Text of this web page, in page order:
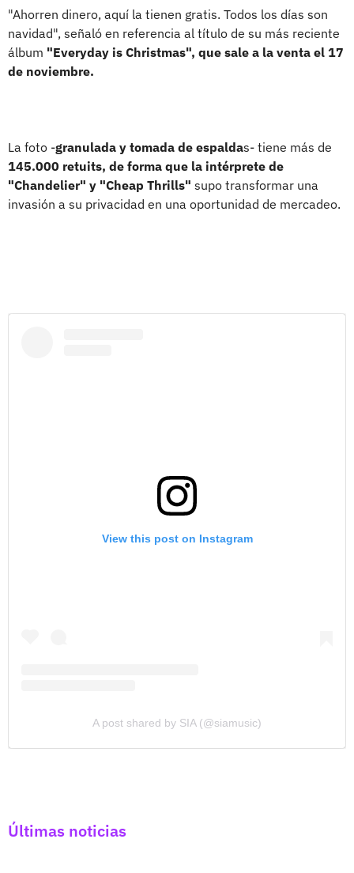
"Ahorren dinero, aquí la tienen gratis. Todos los días son
navidad", señaló en referencia al título de su más reciente
álbum "Everyday is Christmas", que sale a la venta el 17
de noviembre.
La foto -granulada y tomada de espaldas- tiene más de
145.000 retuits, de forma que la intérprete de
"Chandelier" y "Cheap Thrills" supo transformar una
invasión a su privacidad en una oportunidad de mercadeo.
View this post on Instagram
A post shared by SIA (@siamusic)
Últimas noticias